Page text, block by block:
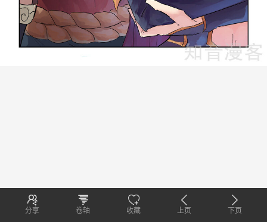
分享 卷轴 收藏 上页 下页